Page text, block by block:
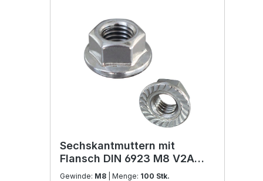
Sechskantmuttern mit
Flansch DIN 6923 M8 V2A
Edelstahl
Gewinde: M8 | Menge: 100 Stk.